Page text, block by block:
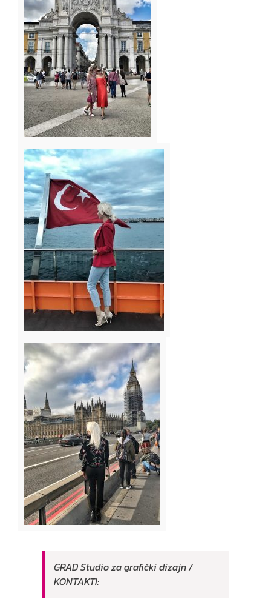
GRAD Studio za grafički dizajn /
KONTAKTI: